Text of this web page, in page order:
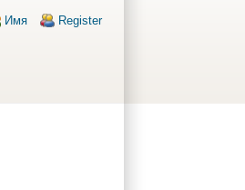
links
Имя Register